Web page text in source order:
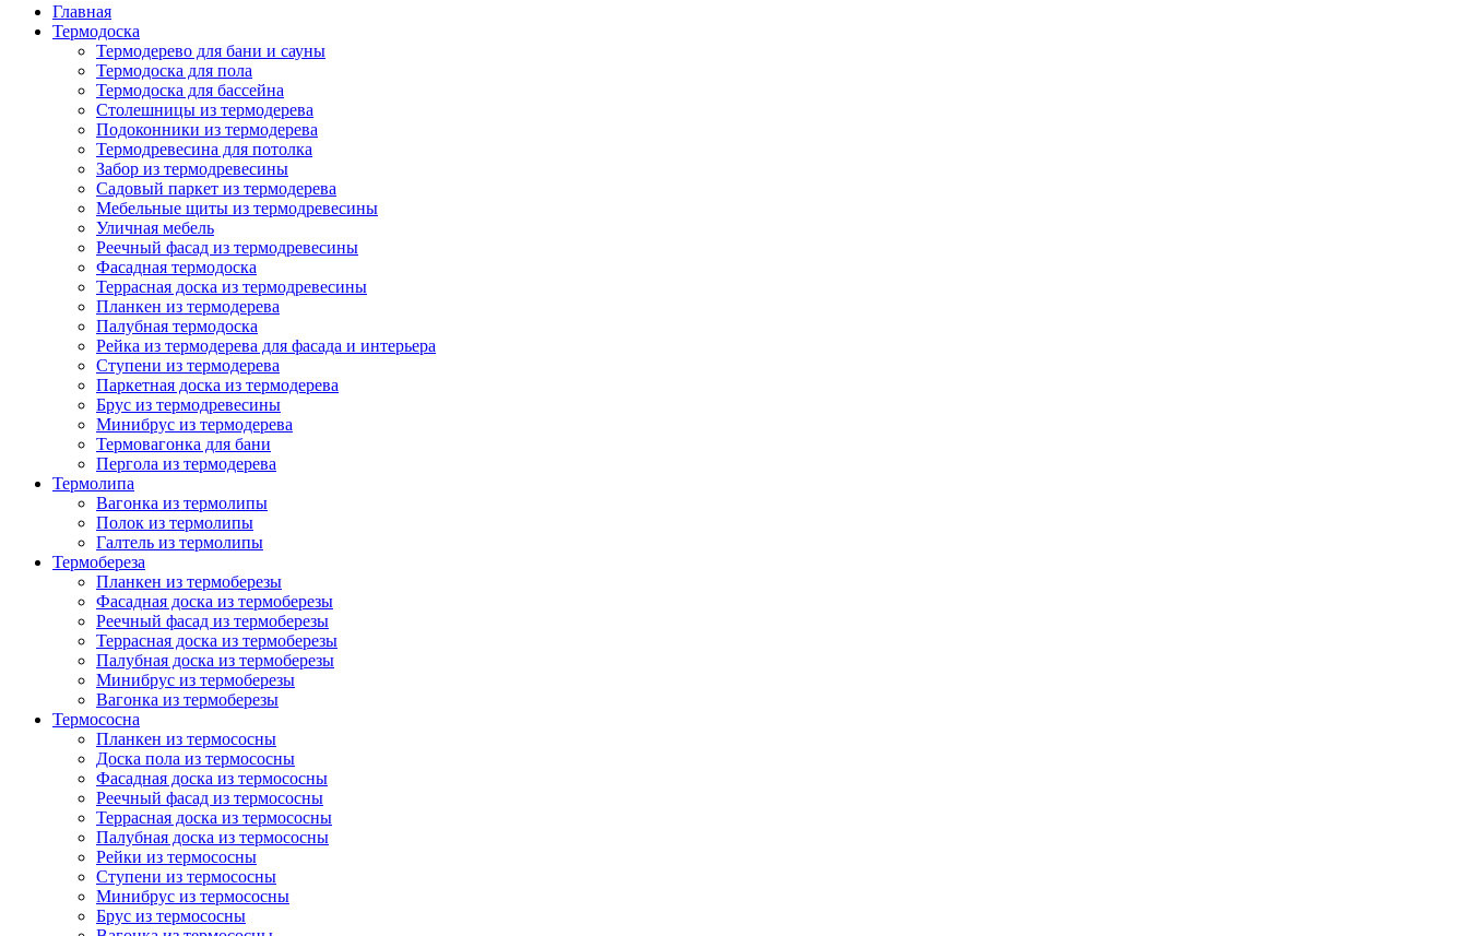
Главная
Термодоска
Термодерево для бани и сауны
Термодоска для пола
Термодоска для бассейна
Столешницы из термодерева
Подоконники из термодерева
Термодревесина для потолка
Забор из термодревесины
Садовый паркет из термодерева
Мебельные щиты из термодревесины
Уличная мебель
Реечный фасад из термодревесины
Фасадная термодоска
Террасная доска из термодревесины
Планкен из термодерева
Палубная термодоска
Рейка из термодерева для фасада и интерьера
Ступени из термодерева
Паркетная доска из термодерева
Брус из термодревесины
Минибрус из термодерева
Термовагонка для бани
Пергола из термодерева
Термолипа
Вагонка из термолипы
Полок из термолипы
Галтель из термолипы
Термобереза
Планкен из термоберезы
Фасадная доска из термоберезы
Реечный фасад из термоберезы
Террасная доска из термоберезы
Палубная доска из термоберезы
Минибрус из термоберезы
Вагонка из термоберезы
Термососна
Планкен из термососны
Доска пола из термососны
Фасадная доска из термососны
Реечный фасад из термососны
Террасная доска из термососны
Палубная доска из термососны
Рейки из термососны
Ступени из термососны
Минибрус из термососны
Брус из термососны